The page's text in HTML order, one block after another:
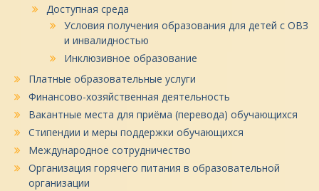
Доступная среда
Условия получения образования для детей с ОВЗ
и инвалидностью
Инклюзивное образование
Платные образовательные услуги
Финансово-хозяйственная деятельность
Вакантные места для приёма (перевода) обучающихся
Стипендии и меры поддержки обучающихся
Международное сотрудничество
Организация горячего питания в образовательной
организации